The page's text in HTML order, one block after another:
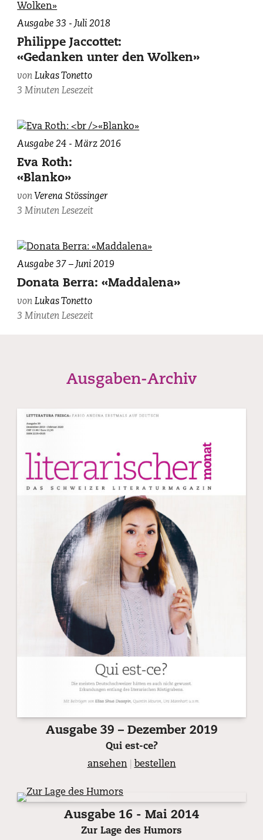
Ausgabe 33 - Juli 2018
Philippe Jaccottet:
«Gedanken unter den Wolken»
vonLukas Tonetto
3 Minuten Lesezeit
Ausgabe 24 - März 2016
Eva Roth:
«Blanko»
von Verena Stössinger
3 Minuten Lesezeit
Ausgabe 37 – Juni 2019
Donata Berra: «Maddalena»
vonLukas Tonetto
3 Minuten Lesezeit
Ausgaben-Archiv
Ausgabe 39 – Dezember 2019
Qui est-ce?
ansehen
bestellen
Ausgabe 16 - Mai 2014
Zur Lage des Humors